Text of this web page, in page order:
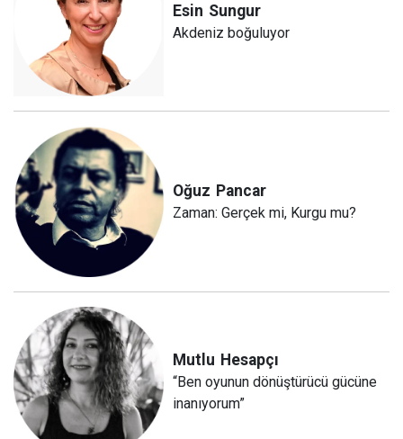
Esin Sungur
Akdeniz boğuluyor
Oğuz Pancar
Zaman: Gerçek mi, Kurgu mu?
Mutlu Hesapçı
“Ben oyunun dönüştürücü gücüne
inanıyorum”